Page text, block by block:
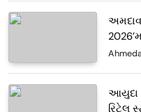
લુલ્લા
આયુદા
રિટેલ